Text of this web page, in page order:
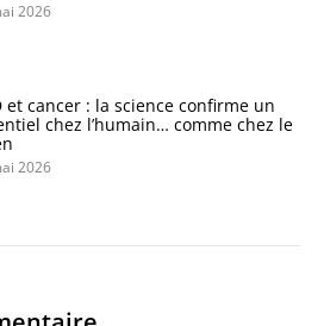
2026
et cancer : la science confirme un
chez l’humain… comme chez le
2026